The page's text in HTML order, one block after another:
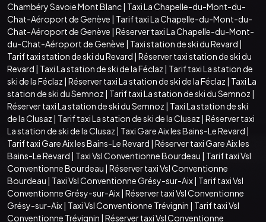
Chambéry Savoie Mont Blanc| Taxi La Chapelle-du-Mont-du-
Chat-Aéroport de Genève | Tarif taxi La Chapelle-du-Mont-du-
Chat-Aéroport de Genève | Réserver taxi La Chapelle-du-Mont-
du-Chat-Aéroport de Genève | Taxi station de ski du Revard |
Tarif taxi station de ski du Revard | Réserver taxi station de ski du
Revard | Taxi La station de ski de la Féclaz | Tarif taxi La station de
ski de la Féclaz | Réserver taxi La station de ski de la Féclaz | Taxi La
station de ski du Semnoz | Tarif taxi La station de ski du Semnoz |
Réserver taxi La station de ski du Semnoz | Taxi La station de ski
de la Clusaz | Tarif taxi La station de ski de la Clusaz | Réserver taxi
La station de ski de la Clusaz | Taxi Gare Aix les Bains-Le Revard |
Tarif taxi Gare Aix les Bains-Le Revard | Réserver taxi Gare Aix les
Bains-Le Revard | Taxi Vsl Conventionne Bourdeau | Tarif taxi Vsl
Conventionne Bourdeau | Réserver taxi Vsl Conventionne
Bourdeau | Taxi Vsl Conventionne Grésy-sur-Aix| Tarif taxi Vsl
Conventionne Grésy-sur-Aix| Réserver taxi Vsl Conventionne
Grésy-sur-Aix| Taxi Vsl Conventionne Trévignin | Tarif taxi Vsl
Conventionne Trévignin | Réserver taxi Vsl Conventionne